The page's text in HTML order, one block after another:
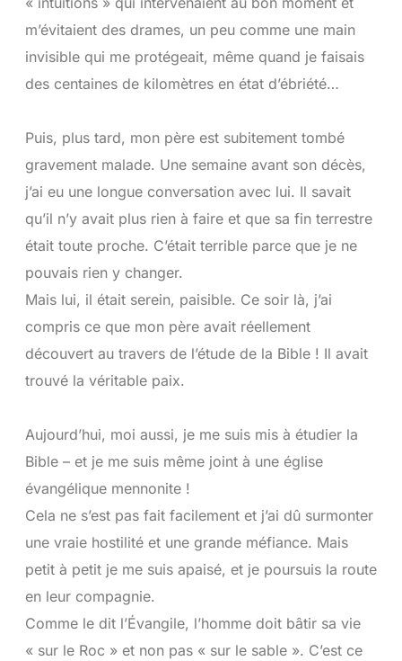
m’évitaient des drames, un peu comme une main
invisible qui me protégeait, même quand je faisais
des centaines de kilomètres en état d’ébriété…
Puis, plus tard, mon père est subitement tombé
gravement malade. Une semaine avant son décès,
j’ai eu une longue conversation avec lui. Il savait
qu’il n’y avait plus rien à faire et que sa fin terrestre
était toute proche. C’était terrible parce que je ne
pouvais rien y changer.
Mais lui, il était serein, paisible. Ce soir là, j’ai
compris ce que mon père avait réellement
découvert au travers de l’étude de la Bible ! Il avait
trouvé la véritable paix.
Aujourd’hui, moi aussi, je me suis mis à étudier la
Bible – et je me suis même joint à une église
évangélique mennonite !
Cela ne s’est pas fait facilement et j’ai dû surmonter
une vraie hostilité et une grande méfiance. Mais
petit à petit je me suis apaisé, et je poursuis la route
en leur compagnie.
Comme le dit l’Évangile, l’homme doit bâtir sa vie
« sur le Roc » et non pas « sur le sable ». C’est ce